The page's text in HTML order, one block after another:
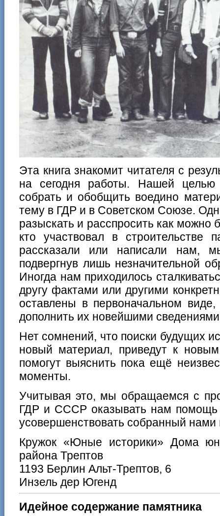
Эта книга знакомит читателя с
на сегодня работы. Нашей
собрать и обобщить воедино
тему в ГДР и в Советском Союзе.
разыскать и расспросить как можно
кто участвовал в
рассказали или написали нам,
подвергнув лишь незначительной
Иногда нам приходилось
другу фактами или другими
оставлены в первоначальном
дополнить их новейшими
Нет сомнений, что поиски будущих
новый материал, приведут к
помогут выяснить пока ещё
моменты.
Учитывая это, мы обращаемся с
ГДР и СССР оказывать нам помощь
усовершенствовать собранный нами
Кружок «Юные историки» Дома
района Трептов
1193 Берлин Альт-Трептов, 6
Инзель дер Югенд
Идейное содержание памятника